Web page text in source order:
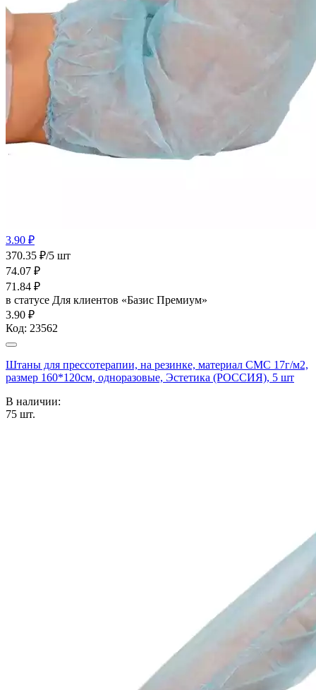
3.90 ₽
370.35 ₽/5 шт
74.07 ₽
71.84 ₽
в статусе Для клиентов «Базис Премиум»
3.90 ₽
Код: 23562
Штаны для прессотерапии, на резинке, материал СМС 17г/м2,
размер 160*120см, одноразовые, Эстетика (РОССИЯ), 5 шт
В наличии:
75 шт.